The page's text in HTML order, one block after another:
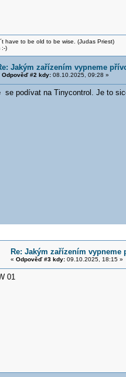
have to be old to be wise. (Judas Priest)
:-)
Jakým zařízením vypneme
Odpověď #2 kdy:08.10.2025, 09:28 »
se podívat na Tinycontrol. Je to
Re: Jakým zařízením
« Odpověď #3 kdy:09.10.2025, 18:15 »
01